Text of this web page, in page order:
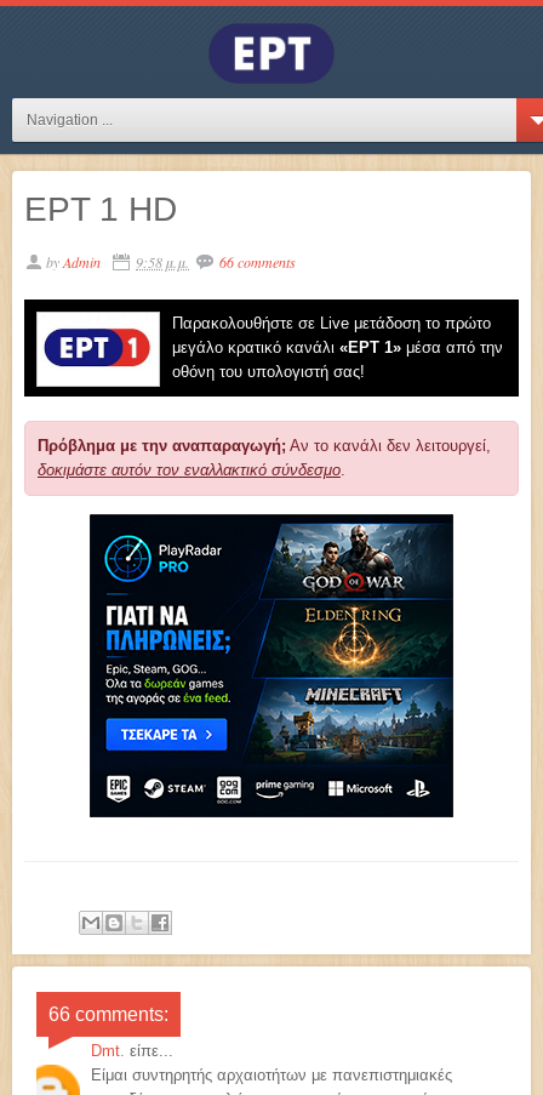
Navigation ...
ΕΡΤ 1 HD
byAdmin 9:58 μ.μ. 66 comments
Παρακολουθήστε σε Live μετάδοση το πρώτο
μεγάλο κρατικό κανάλι «EΡT 1» μέσα από την
οθόνη του υπολογιστή σας!
Πρόβλημα με την αναπαραγωγή; Αν το κανάλι δεν λειτουργεί,
δοκιμάστε αυτόν τον εναλλακτικό σύνδεσμο.
66 comments:
Dmt. είπε...
Είμαι συντηρητής αρχαιοτήτων με πανεπιστημιακές